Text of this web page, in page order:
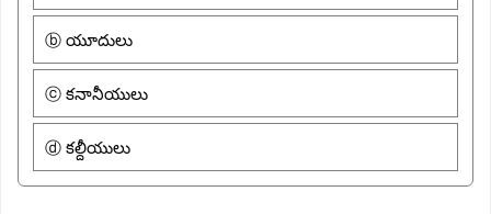
ⓑ యూదులు
ⓒ కనానీయులు
ⓓ కల్దీయులు